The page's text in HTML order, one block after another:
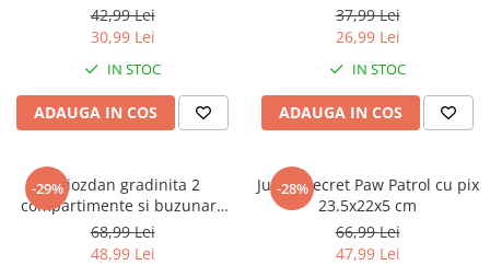
Star Wars
R-Walker
Pokemon
Baby Shark
Printesele Disney
Disney
Mickey Mouse Disney
Baby Shark
Skateboard
Casti protectie sport
Manusi sport
Vehicule
Casute si Locuri de joaca
Sporturi de interior
42,99 Lei
30,99 Lei
IN STOC
ADAUGA IN COS
37,99 Lei
26,99 Lei
IN STOC
ADAUGA IN COS
-29%Ghiozdan gradinita 2
compartimente si buzunare
laterale, Sirena 33x25x10 cm
68,99 Lei
48,99 Lei
-28%
Jurnal secret Paw Patrol cu pix
23.5x22x5 cm
66,99 Lei
47,99 Lei